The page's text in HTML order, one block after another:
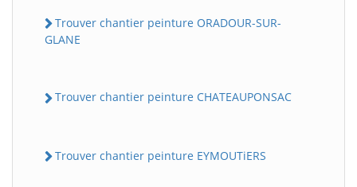
Trouver chantier peinture ORADOUR-SUR-
GLANE
Trouver chantier peinture CHATEAUPONSAC
Trouver chantier peinture EYMOUTiERS